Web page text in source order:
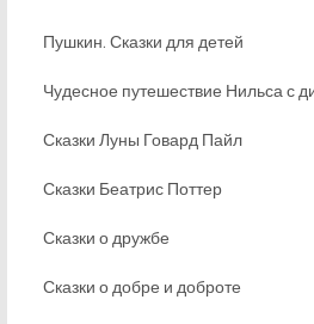
Пушкин. Сказки для детей
Чудесное путешествие Нильса с
Сказки Луны Говард Пайл
Сказки Беатрис Поттер
Сказки о дружбе
Сказки о добре и доброте